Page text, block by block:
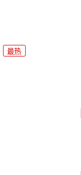
最热